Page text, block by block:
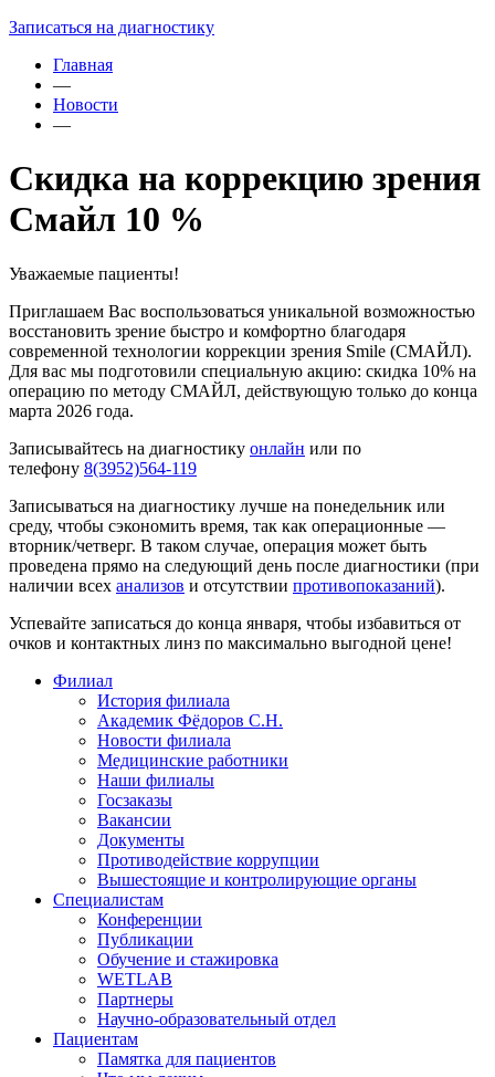
Записаться на диагностику
Главная
—
Новости
—
Скидка на коррекцию зрения
Смайл 10 %
Уважаемые пациенты!
Приглашаем Вас воспользоваться уникальной возможностью
восстановить зрение быстро и комфортно благодаря
современной технологии коррекции зрения Smile (СМАЙЛ).
Для вас мы подготовили специальную акцию: скидка 10% на
операцию по методу СМАЙЛ, действующую только до конца
марта 2026 года.
Записывайтесь на диагностику онлайн или по
телефону 8(3952)564-119
Записываться на диагностику лучше на понедельник или
среду, чтобы сэкономить время, так как операционные —
вторник/четверг. В таком случае, операция может быть
проведена прямо на следующий день после диагностики (при
наличии всех анализов и отсутствии противопоказаний).
Успевайте записаться до конца января, чтобы избавиться от
очков и контактных линз по максимально выгодной цене!
Филиал
История филиала
Академик Фёдоров С.Н.
Новости филиала
Медицинские работники
Наши филиалы
Госзаказы
Вакансии
Документы
Противодействие коррупции
Вышестоящие и контролирующие органы
Специалистам
Конференции
Публикации
Обучение и стажировка
WETLAB
Партнеры
Научно-образовательный отдел
Пациентам
Памятка для пациентов